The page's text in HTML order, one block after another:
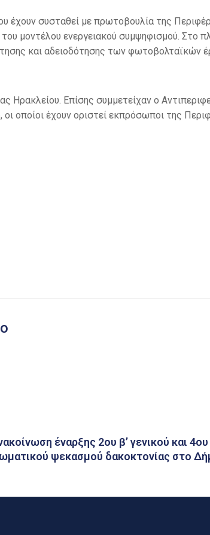
έχουν συσταθεί με πρωτοβουλία της
μοντέλου ενεργειακού συμψηφισμού. Στο
και αδειοδότησης των φωτοβολταϊκών
Επίσης συμμετείχαν ο
οποίοι έχουν οριστεί εκπρόσωποι της
έναρξης 2ου β’ γενικού και 4ου
ψεκασμού δακοκτονίας στο